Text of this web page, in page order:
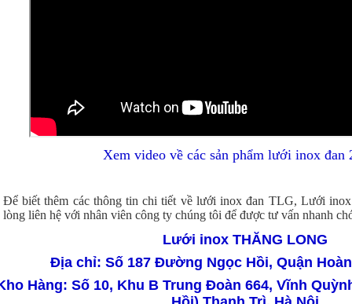
Xem video về các sản phẩm lưới inox đan
Để biết thêm các thông tin chi tiết về lưới inox đan TLG, Lưới
lòng liên hệ với nhân viên công ty chúng tôi để được tư vấn nhanh
Lưới inox THĂNG LONG
Địa chỉ: Số 187 Đường Ngọc Hồi, Quận
Hàng: Số 10, Khu B Trung Đoàn 664, Vĩnh